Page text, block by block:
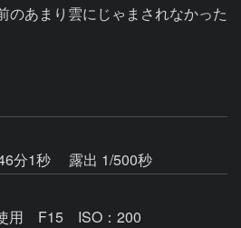
のあまり雲にじゃまされなかった
分1秒
露出 1/500秒
用 F15 ISO：200